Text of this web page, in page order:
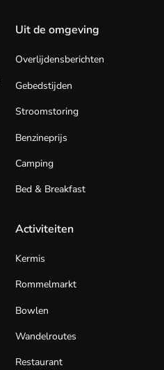
Uit de omgeving
Overlijdensberichten
Gebedstijden
Stroomstoring
Benzineprijs
Camping
Bed & Breakfast
Activiteiten
Kermis
Rommelmarkt
Bowlen
Wandelroutes
Restaurant